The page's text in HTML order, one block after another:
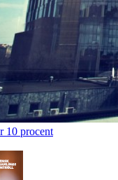
10 procent